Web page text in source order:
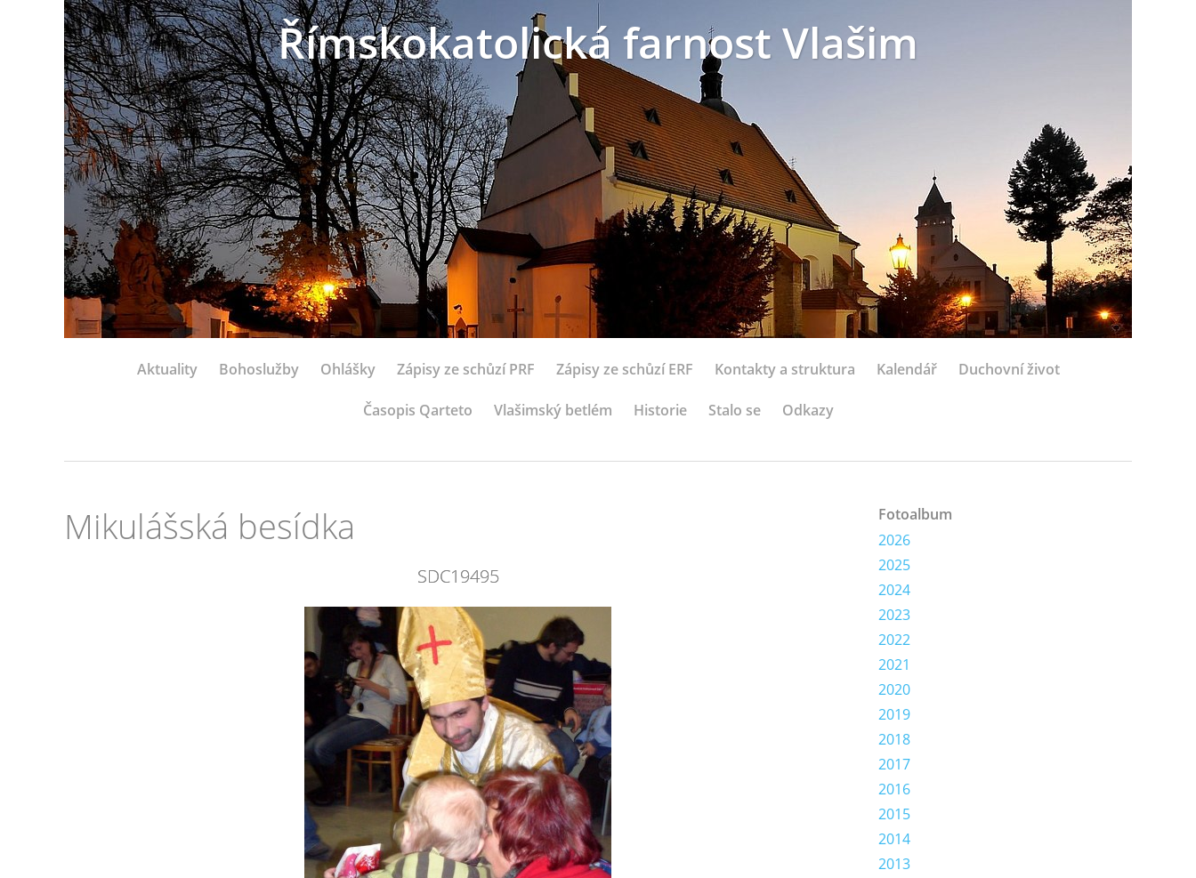
Římskokatolická farnost Vlašim
Aktuality Bohoslužby Ohlášky Zápisy ze schůzí PRF Zápisy ze schůzí ERF Kontakty a struktura Kalendář Duchovní život
Časopis Qarteto Vlašimský betlém Historie Stalo se Odkazy
Mikulášská besídka
SDC19495
Fotoalbum
2026
2025
2024
2023
2022
2021
2020
2019
2018
2017
2016
2015
2014
2013